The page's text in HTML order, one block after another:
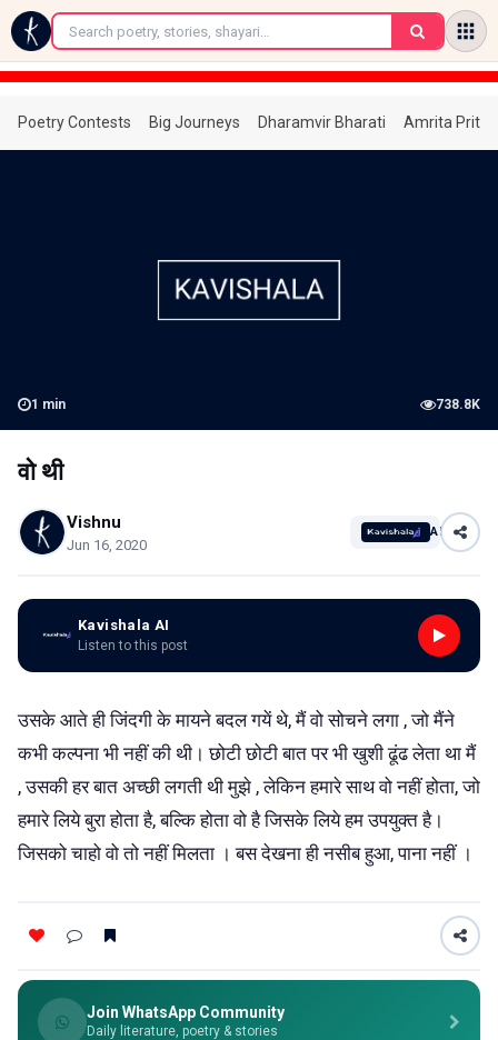
←
Poetry Contests Big Journeys Dharamvir Bharati Amrita
1 min 738.8K
वो थी
Vishnu
Jun 16, 2020
AI
Kavishala AI
Listen to this post
उसके आते ही जिंदगी के मायने बदल गयें थे, मैं वो सोचने लगा , जो मैंने
कभी कल्पना भी नहीं की थी। छोटी छोटी बात पर भी खुशी ढूंढ लेता था मैं
, उसकी हर बात अच्छी लगती थी मुझे , लेकिन हमारे साथ वो नहीं होता, जो
हमारे लिये बुरा होता है, बल्कि होता वो है जिसके लिये हम उपयुक्त है।
जिसको चाहो वो तो नहीं मिलता । बस देखना ही नसीब हुआ, पाना नहीं ।
Join WhatsApp Community
Daily literature, poetry & stories